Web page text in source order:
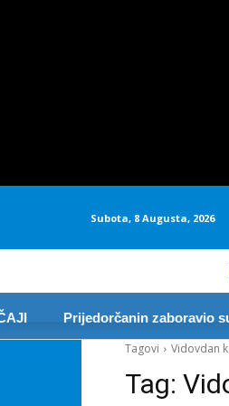
Subota, 8 Augusta, 2026
Prijedorčanin zaboravio
Tagovi
Vidovdan
Tag: